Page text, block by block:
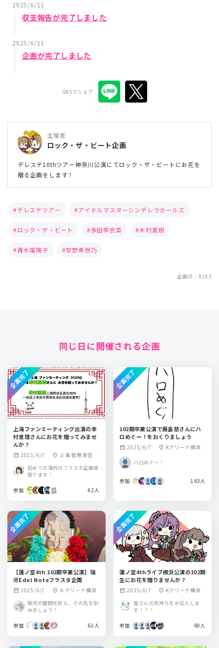
2025/6/11
収支報告が完了しました
2025/6/11
企画が完了しました
SNSでシェア
主催者
ロック・ザ・ビート企画
デレステ10thツアー神奈川公演にてロック・ザ・ビートにお花を
贈る企画をします！
デレステツアー アイドルマスターシンデレラガールズ
ロック・ザ・ビート 多田李衣菜 木村夏樹
青木瑠璃子 安野希世乃
企画ID：4193
同じ日に開催される企画
上海ファンミーティング出演の幸
村恵理さんにお花を贈ってみませ
んか？
calendar_month 2025/6/7 location_on
上海 智慧湾芸術
初めての海外のフラスタ企画頑
張ります！
参加 42人
企画完了
102期卒業公演で藤島慈さんにハ
ロめぐー！をおくりましょう
calendar_month 2025/6/7 location_on Kアリーナ横浜
ハロめぐー！
参加 163人
企画完了
【蓮ノ空4th 102期卒業公演】瑞
河Edel Noteフラスタ企画
calendar_month 2025/6/7 location_on Ｋアリーナ横浜
瑞河の健闘を称え、その名を刻
みましょう！
参加 61人
企画完了
蓮ノ空4thライブ横浜公演の102期
生にお花を贈りませんか？
calendar_month 2025/6/7 location_on Kアリーナ横浜
皆さんの気持ちをお伝えしま
す！！！
参加 60人
企画完了